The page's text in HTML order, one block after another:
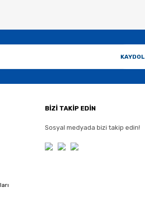
KAYDOL
BİZİ TAKİP EDİN
Sosyal medyada bizi takip edin!